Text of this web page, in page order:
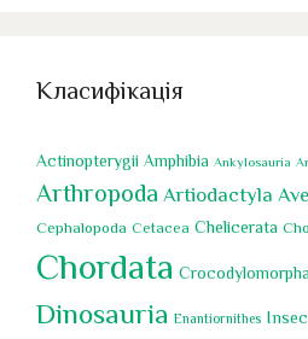
Класифікація
Actinopterygii Amphibia Ankylosauria
Arthropoda Artiodactyla
Cephalopoda Cetacea Chelicerata
Chordata Crocodylomorpha
Dinosauria Enantiornithes